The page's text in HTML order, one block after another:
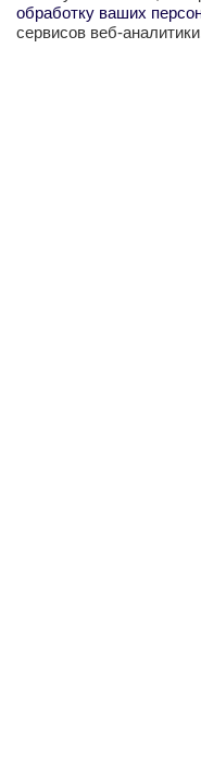
обработку ваших
сервисов веб-